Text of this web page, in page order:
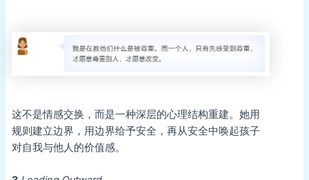
这不是情感交换，而是一种深层的心理结构重建。她用
规则建立边界，用边界给予安全，再从安全中唤起孩子
对自我与他人的价值感。